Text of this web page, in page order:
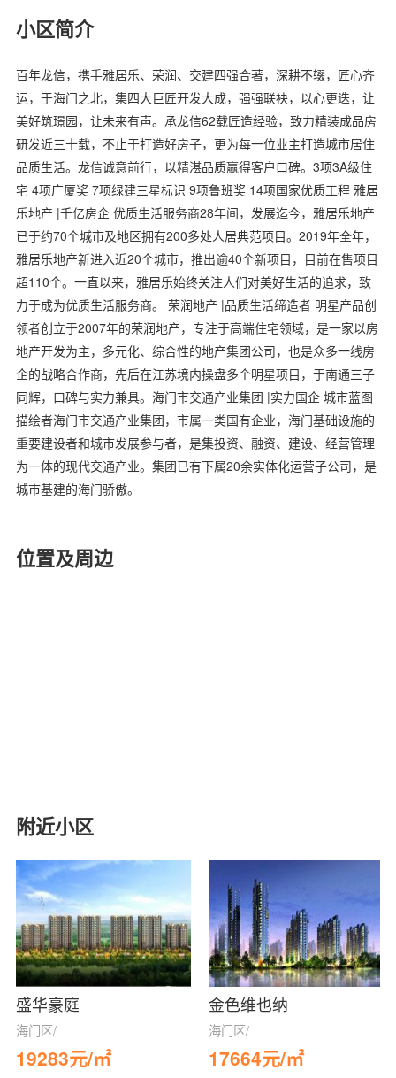
小区简介
百年龙信，携手雅居乐、荣润、交建四强合著，深耕不辍，匠心齐
运，于海门之北，集四大巨匠开发大成，强强联袂，以心更迭，让
美好筑璟园，让未来有声。承龙信62载匠造经验，致力精装成品房
研发近三十载，不止于打造好房子，更为每一位业主打造城市居住
品质生活。龙信诚意前行，以精湛品质赢得客户口碑。3项3A级住
宅 4项广厦奖 7项绿建三星标识 9项鲁班奖 14项国家优质工程 雅居
乐地产 |千亿房企 优质生活服务商28年间，发展迄今，雅居乐地产
已于约70个城市及地区拥有200多处人居典范项目。2019年全年，
雅居乐地产新进入近20个城市，推出逾40个新项目，目前在售项目
超110个。一直以来，雅居乐始终关注人们对美好生活的追求，致
力于成为优质生活服务商。 荣润地产 |品质生活缔造者 明星产品创
领者创立于2007年的荣润地产，专注于高端住宅领域，是一家以房
地产开发为主，多元化、综合性的地产集团公司，也是众多一线房
企的战略合作商，先后在江苏境内操盘多个明星项目，于南通三子
同辉，口碑与实力兼具。海门市交通产业集团 |实力国企 城市蓝图
描绘者海门市交通产业集团，市属一类国有企业，海门基础设施的
重要建设者和城市发展参与者，是集投资、融资、建设、经营管理
为一体的现代交通产业。集团已有下属20余实体化运营子公司，是
城市基建的海门骄傲。
位置及周边
附近小区
盛华豪庭
海门区/
19283元/㎡
金色维也纳
海门区/
17664元/㎡